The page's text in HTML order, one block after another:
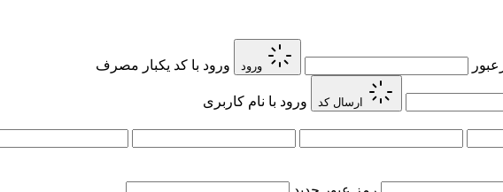
ورود ورود با کد یکبار مصرف
ارسال کد ورود با نام کاربری